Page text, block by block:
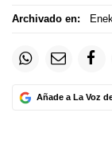
Archivado en:
Añade a La Voz